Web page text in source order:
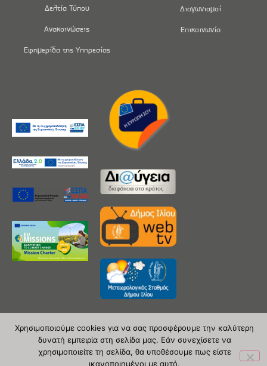
Δελτία Τύπου
Ανακοινώσεις
Εφημερίδα της Υπηρεσίας
Διαγωνισμοί
Επικοινωνία
Copyright 2020 © Δήμος Ιλίου
Χρησιμοποιούμε cookies για να σας προσφέρουμε την καλύτερη
δυνατή εμπειρία στη σελίδα μας. Εάν συνεχίσετε να
χρησιμοποιείτε τη σελίδα, θα υποθέσουμε πως είστε
ικανοποιημένοι με αυτό.